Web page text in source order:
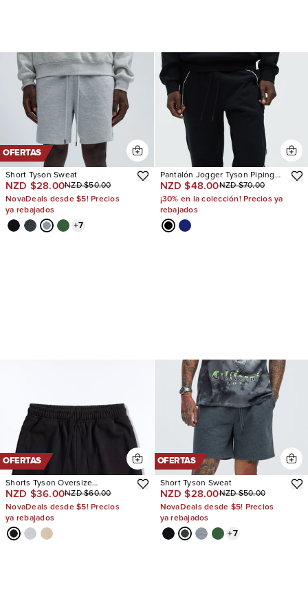
OFERTAS
Short Tyson Sweat
NZD $28.00NZD $50.00
NovaDeals desde $5! Precios
ya rebajados
+7
Pantalón Jogger Tyson Piping
Relaxed
NZD $48.00NZD $70.00
¡30% en la colección! Precios ya
rebajados
OFERTAS
Shorts Tyson Oversize
Heavyweight Sweat
NZD $36.00NZD $60.00
NovaDeals desde $5! Precios
ya rebajados
OFERTAS
Short Tyson Sweat
NZD $28.00NZD $50.00
NovaDeals desde $5! Precios
ya rebajados
+7